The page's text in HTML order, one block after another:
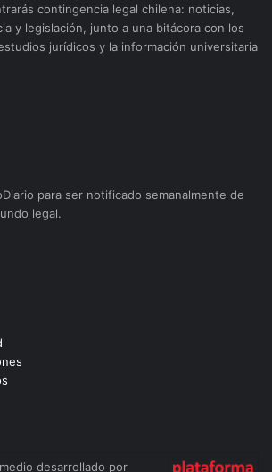
contingencia legal chilena: noticias,
y legislación, junto a una bitácora con los
jurídicos y la información universitaria
para ser notificado semanalmente de
legal.
desarrollado por